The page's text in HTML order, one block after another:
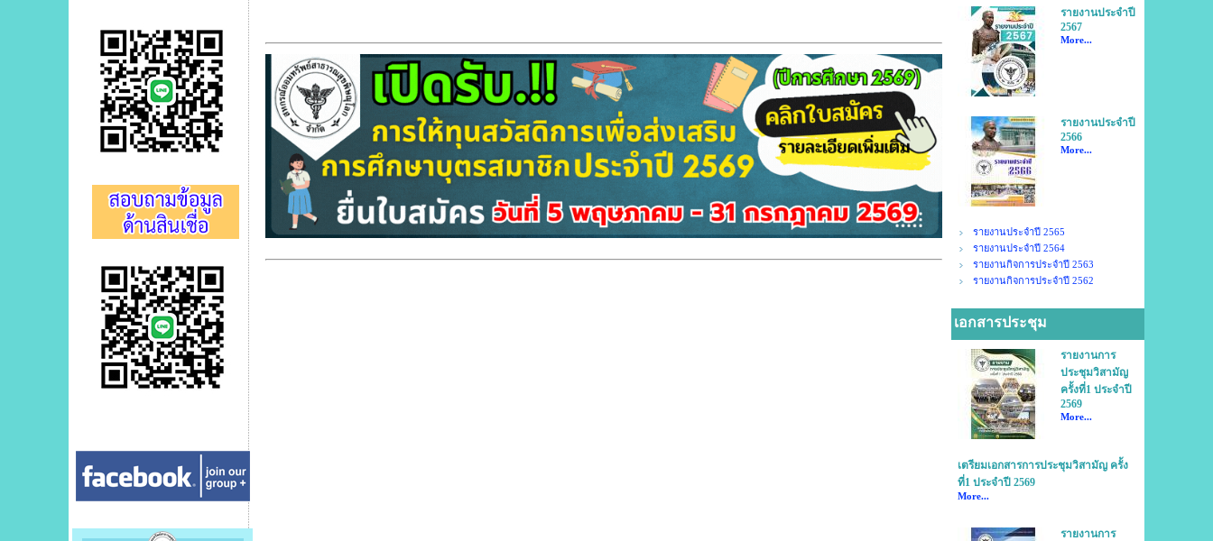
รายงานประจำปี
2567
More...
รายงานประจำปี
2566
More...
รายงานประจำปี 2565
รายงานประจำปี 2564
รายงานกิจการประจำปี 2563
รายงานกิจการประจำปี 2562
เอกสารประชุม
รายงานการ
ประชุมวิสามัญ
ครั้งที่1 ประจำปี
2569
More...
เตรียมเอกสารการประชุมวิสามัญ ครั้ง
ที่1 ประจำปี 2569
More...
รายงานการ